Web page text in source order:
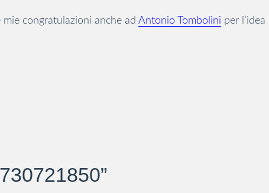
congratulazioni anche ad Antonio Tombolini per